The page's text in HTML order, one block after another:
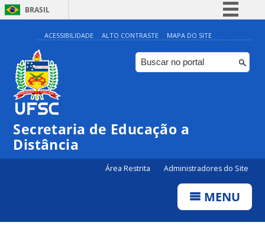
BRASIL
Simplifique!
Comunica BR
Participe
Canais
ACESSIBILIDADE ALTO CONTRASTE MAPA DO SITE
Secretaria de Educação a
Distância
Área Restrita Administradores do Site
MENU